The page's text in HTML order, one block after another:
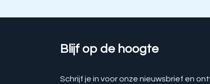
Blijf op de hoogte
Schrijf je in voor onze nieuwsbrief en